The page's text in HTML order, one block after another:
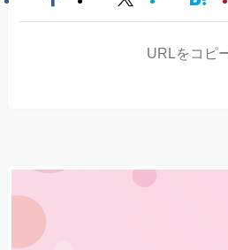
URLをコピ